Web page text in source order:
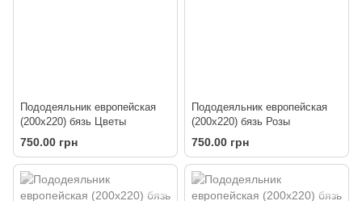
Пододеяльник европейская
(200х220) бязь Цветы
750.00 грн
Пододеяльник европейская
(200х220) бязь Розы
750.00 грн